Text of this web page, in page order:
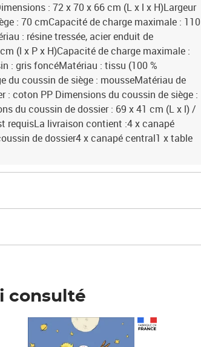
: 72 x 70 x 66 cm (L x l x H)Largeur
: 70 cmCapacité de charge maximale : 110
: résine tressée, acier enduit de
(l x P x H)Capacité de charge maximale :
: gris foncéMatériau : tissu (100 %
du coussin de siège : mousseMatériau de
: coton PP Dimensions du coussin de siège :
du coussin de dossier : 69 x 41 cm (L x l) /
requisLa livraison contient :4 x canapé
de dossier4 x canapé central1 x table
consulté
Prix 7,50€